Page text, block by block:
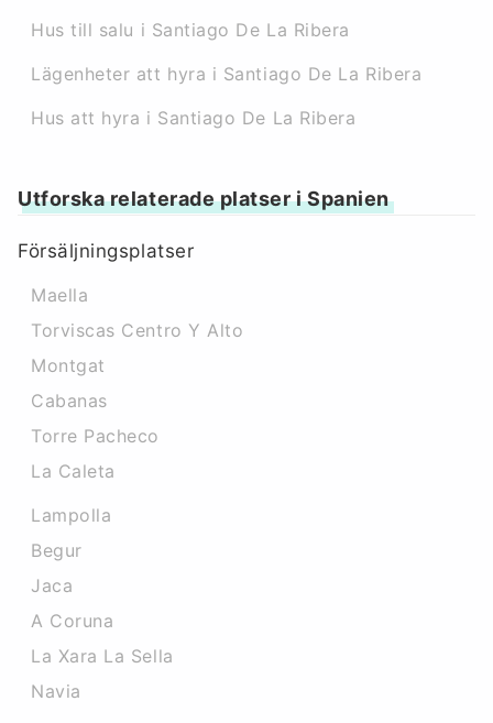
Hus till salu i Santiago De La Ribera
Lägenheter att hyra i Santiago De La Ribera
Hus att hyra i Santiago De La Ribera
Utforska relaterade platser i Spanien
Försäljningsplatser
Maella
Torviscas Centro Y Alto
Montgat
Cabanas
Torre Pacheco
La Caleta
Lampolla
Begur
Jaca
A Coruna
La Xara La Sella
Navia